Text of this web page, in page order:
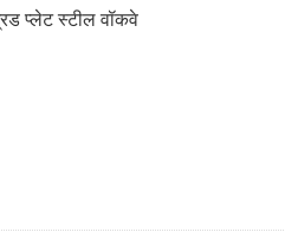
प्लेट स्टील वॉकवे